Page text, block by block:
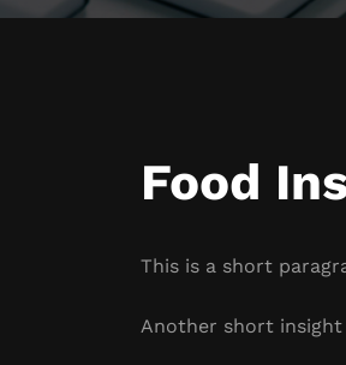
Food
This is a short
Another short insight